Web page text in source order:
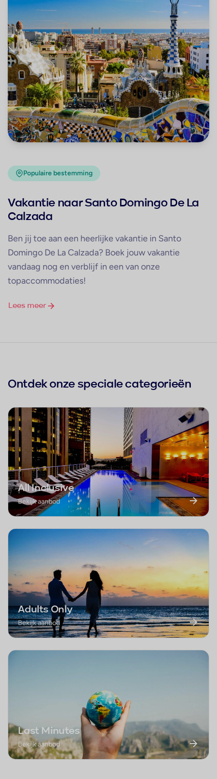
Populaire bestemming
Vakantie naar Santo Domingo De La
Calzada
Ben jij toe aan een heerlijke vakantie in Santo
Domingo De La Calzada? Boek jouw vakantie
vandaag nog en verblijf in een van onze
topaccommodaties!
Lees meer
Ontdek onze speciale categorieën
All Inclusive
Bekijk aanbod
Adults Only
Bekijk aanbod
Last Minutes
Bekijk aanbod